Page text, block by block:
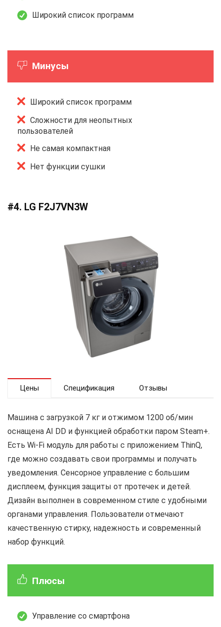
Широкий список программ
Минусы
Широкий список программ
Сложности для неопытных
пользователей
Не самая компактная
Нет функции сушки
#4. LG F2J7VN3W
Цены Спецификация Отзывы
Машина с загрузкой 7 кг и отжимом 1200 об/мин
оснащена AI DD и функцией обработки паром Steam+.
Есть Wi-Fi модуль для работы с приложением ThinQ,
где можно создавать свои программы и получать
уведомления. Сенсорное управление с большим
дисплеем, функция защиты от протечек и детей.
Дизайн выполнен в современном стиле с удобными
органами управления. Пользователи отмечают
качественную стирку, надежность и современный
набор функций.
Плюсы
Управление со смартфона